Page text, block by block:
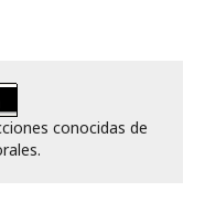
conocidas de